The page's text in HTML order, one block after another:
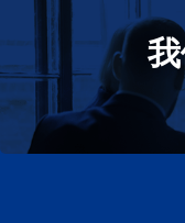
我们的价值观
此为指引